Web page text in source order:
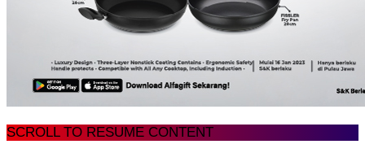
SCROLL TO RESUME CONTENT